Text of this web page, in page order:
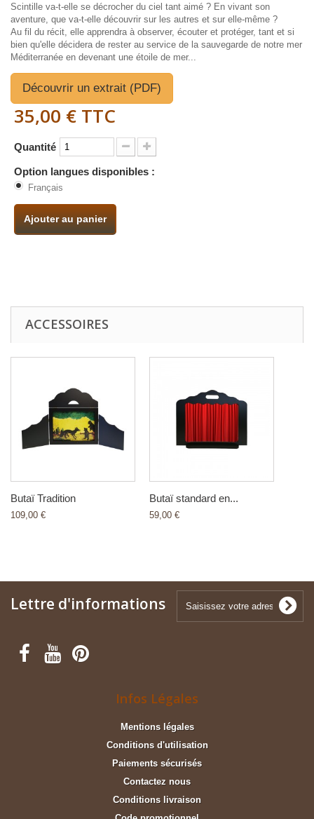
Scintille va-t-elle se décrocher du ciel tant aimé ? En vivant son
aventure, que va-t-elle découvrir sur les autres et sur elle-même ?
Au fil du récit, elle apprendra à observer, écouter et protéger, tant et si
bien qu'elle décidera de rester au service de la sauvegarde de notre mer
Méditerranée en devenant une étoile de mer...
Découvrir un extrait (PDF)
35,00 € TTC
Quantité
Option langues disponibles :
Français
Ajouter au panier
ACCESSOIRES
Butaï Tradition
109,00 €
Butaï standard en...
59,00 €
Lettre d'informations
Infos Légales
Mentions légales
Conditions d'utilisation
Paiements sécurisés
Contactez nous
Conditions livraison